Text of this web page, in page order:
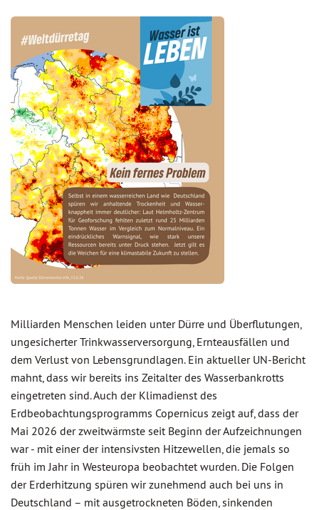
Milliarden Menschen leiden unter Dürre und Überflutungen,
ungesicherter Trinkwasserversorgung, Ernteausfällen und
dem Verlust von Lebensgrundlagen. Ein aktueller UN-Bericht
mahnt, dass wir bereits ins Zeitalter des Wasserbankrotts
eingetreten sind. Auch der Klimadienst des
Erdbeobachtungsprogramms Copernicus zeigt auf, dass der
Mai 2026 der zweitwärmste seit Beginn der Aufzeichnungen
war - mit einer der intensivsten Hitzewellen, die jemals so
früh im Jahr in Westeuropa beobachtet wurden. Die Folgen
der Erderhitzung spüren wir zunehmend auch bei uns in
Deutschland – mit ausgetrockneten Böden, sinkenden